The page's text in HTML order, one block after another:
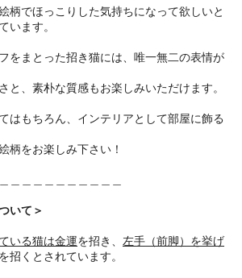
柄でほっこりした気持ちになって欲しいと
います。
をまとった招き猫には、唯一無二の表情が
と、素朴な質感もお楽しみいただけます。
はもちろん、インテリアとして部屋に飾る
柄をお楽しみ下さい！
いて＞
いる猫は金運を招き、 左手（前脚）を挙げ
を招くとされています。